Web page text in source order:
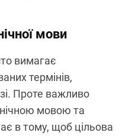
мови
вимагає
термінів,
Проте важливо
мовою та
в тому, щоб цільова